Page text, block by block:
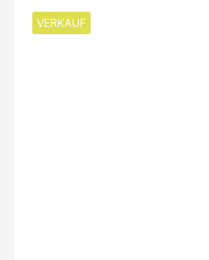
VERKAUF